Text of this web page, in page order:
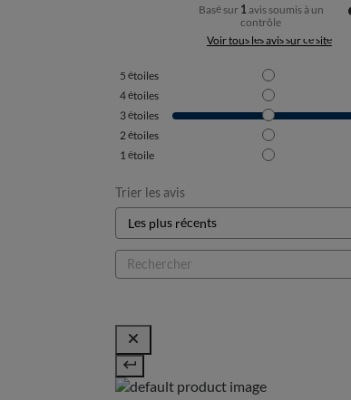
Basé sur 1 avis soumis à un
contrôle
Voir tous les avis sur ce site
5 étoiles
4étoiles
3étoiles
2 étoiles
1 étoile
Trier les avis